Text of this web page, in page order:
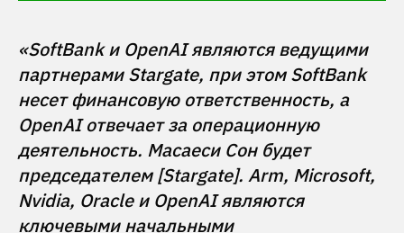
«SoftBank и OpenAI являются ведущими
партнерами Stargate, при этом SoftBank
несет финансовую ответственность, а
OpenAI отвечает за операционную
деятельность. Масаеси Сон будет
председателем [Stargate]. Arm, Microsoft,
Nvidia, Oracle и OpenAI являются
ключевыми начальными